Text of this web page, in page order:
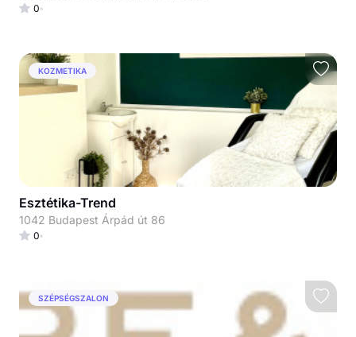
0
KOZMETIKA
Esztétika-Trend
1042 Budapest Árpád út 86
0
SZÉPSÉGSZALON